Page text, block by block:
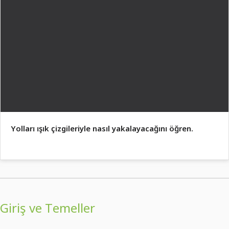
Yolları ışık çizgileriyle nasıl yakalayacağını öğren.
Giriş ve Temeller